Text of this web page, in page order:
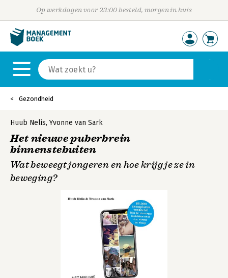
Op werkdagen voor 23:00 besteld, morgen in huis
Gezondheid
Huub Nelis,Yvonne van Sark
Het nieuwe puberbrein
binnenstebuiten
Wat beweegt jongeren en hoe krijg je ze in
beweging?